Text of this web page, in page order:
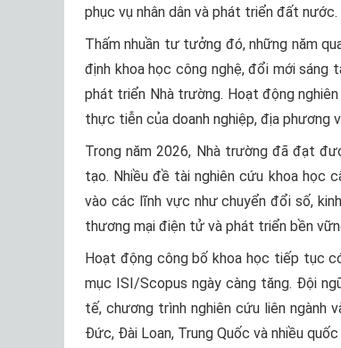
phục vụ nhân dân và phát triển đất nước.
Thấm nhuần tư tưởng đó, những năm
định khoa học công nghệ, đổi mới
phát triển Nhà trường. Hoạt động
thực tiễn của doanh nghiệp, địa phương
Trong năm 2026, Nhà trường đã đạt
tạo. Nhiều đề tài nghiên cứu khoa học
vào các lĩnh vực như chuyển đổi số,
thương mại điện tử và phát triển bền
Hoạt động công bố khoa học tiếp tục
mục ISI/Scopus ngày càng tăng. Đội
tế, chương trình nghiên cứu liên
Đức, Đài Loan, Trung Quốc và nhiều quốc